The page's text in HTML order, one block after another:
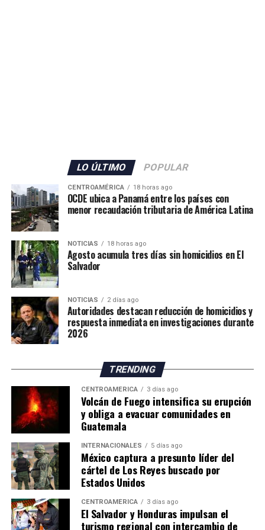
agentes adicionales, que se sumarán a los 80 efectivos ya
desplegados en el territorio.
Además, las autoridades anunciaron el envío de grupos
de buceadores y embarcaciones del Servicio Marítimo de
la Guardia Civil para apoyar las labores de vigilancia y
respuesta ante nuevos intentos de ingreso irregular.
La situación mantiene en alerta a las autoridades
españolas, mientras continúan las gestiones para
atender la emergencia migratoria y reforzar el control
fronterizo.
LO ÚLTIMO POPULAR
CENTROAMÉRICA 18 horas ago
OCDE ubica a Panamá entre los países con
menor recaudación tributaria de América Latina
NOTICIAS 18 horas ago
Agosto acumula tres días sin homicidios en El
Salvador
NOTICIAS 2 días ago
Autoridades destacan reducción de homicidios y
respuesta inmediata en investigaciones durante
2026
TRENDING
CENTROAMÉRICA 3 días ago
Volcán de Fuego intensifica su erupción
y obliga a evacuar comunidades en
Guatemala
INTERNACIONALES 5 días ago
México captura a presunto líder del
cártel de Los Reyes buscado por
Estados Unidos
CENTROAMÉRICA 3 días ago
El Salvador y Honduras impulsan el
turismo regional con intercambio de